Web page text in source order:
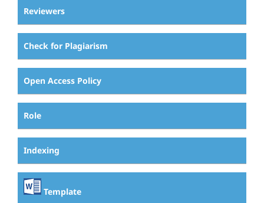
Reviewers
Check for Plagiarism
Open Access Policy
Role
Indexing
Template